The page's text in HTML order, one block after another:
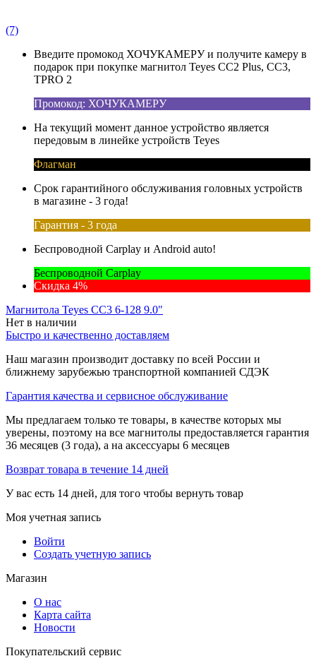
(7)
Введите промокод ХОЧУКАМЕРУ и получите камеру в
подарок при покупке магнитол Teyes CC2 Plus, CC3,
TPRO 2
Промокод: ХОЧУКАМЕРУ
На текущий момент данное устройство является
передовым в линейке устройств Teyes
Флагман
Срок гарантийного обслуживания головных устройств
в магазине - 3 года!
Гарантия - 3 года
Беспроводной Carplay и Android auto!
Беспроводной Carplay
Скидка 4%
Магнитола Teyes CC3 6-128 9.0"
Нет в наличии
Быстро и качественно доставляем
Наш магазин производит доставку по всей России и
ближнему зарубежью транспортной компанией СДЭК
Гарантия качества и сервисное обслуживание
Мы предлагаем только те товары, в качестве которых мы
уверены, поэтому на все магнитолы предоставляется гарантия
36 месяцев (3 года), а на аксессуары 6 месяцев
Возврат товара в течение 14 дней
У вас есть 14 дней, для того чтобы вернуть товар
Моя учетная запись
Войти
Создать учетную запись
Магазин
О нас
Карта сайта
Новости
Покупательский сервис